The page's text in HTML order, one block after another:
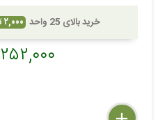
خرید بالای 25 واحد ۲,۰۰۰ تومان تخفیف ( %۱)
۲۵۲,۰۰۰ تومان